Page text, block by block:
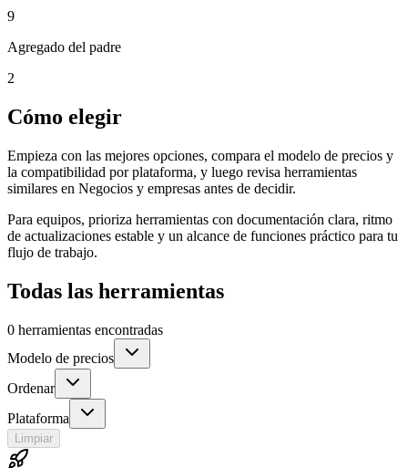
9
Agregado del padre
2
Cómo elegir
Empieza con las mejores opciones, compara el modelo de precios y
la compatibilidad por plataforma, y luego revisa herramientas
similares en Negocios y empresas antes de decidir.
Para equipos, prioriza herramientas con documentación clara, ritmo
de actualizaciones estable y un alcance de funciones práctico para tu
flujo de trabajo.
Todas las herramientas
0 herramientas encontradas
Modelo de precios
Ordenar
Plataforma
Limpiar